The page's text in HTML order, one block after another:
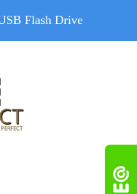
Flash Drive